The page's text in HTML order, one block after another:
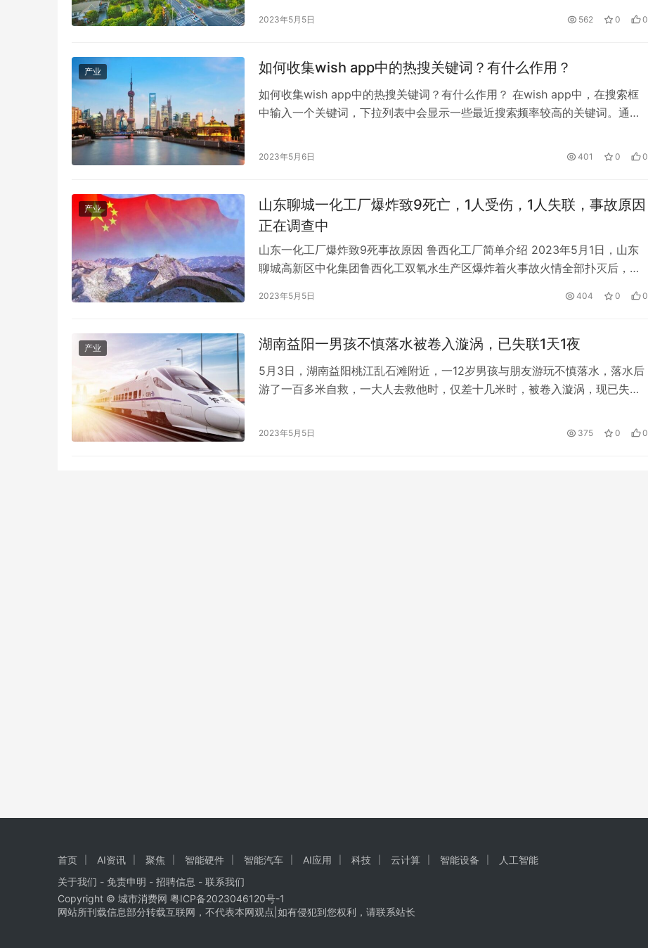
宝成涉嫌严重违纪违法，目前正接受陕西省纪委监委纪律审查和监察调查。 公
历。19…
2023年5月5日 562 0 0
产业 如何收集wish app中的热搜关键词？有什么作用？
如何收集wish app中的热搜关键词？有什么作用？ 在wish app中，在搜索框
中输入一个关键词，下拉列表中会显示一些最近搜索频率较高的关键词。通过
下面介绍如何收集wish的热搜关键词，以及它们的作用。 1.竞争对手或类似产
2023年5月6日 401 0 0
产业
山东聊城一化工厂爆炸致9死亡，1人受伤，1人失联，事故原因
正在调查中
山东一化工厂爆炸致9死事故原因 鲁西化工厂简单介绍 2023年5月1日，山东
聊城高新区中化集团鲁西化工双氧水生产区爆炸着火事故火情全部扑灭后，经
伤，1人失联。目前，正在有序开展现场处置和善后工作。 2023年5月1日8时
炸…
2023年5月5日 404 0 0
产业 湖南益阳一男孩不慎落水被卷入漩涡，已失联1天1夜
5月3日，湖南益阳桃江乱石滩附近，一12岁男孩与朋友游玩不慎落水，落水后
游了一百多米自救，一大人去救他时，仅差十几米时，被卷入漩涡，现已失联1
2023年5月5日 375 0 0
首页 AI资讯 聚焦 智能硬件 智能汽车 AI应用 科技 云计算 智能设备
人工智能
关于我们 - 免责申明 - 招聘信息 - 联系我们
Copyright © 城市消费网 粤ICP备2023046120号-1
网站所刊载信息部分转载互联网，不代表本网观点|如有侵犯到您权利，请联系站长